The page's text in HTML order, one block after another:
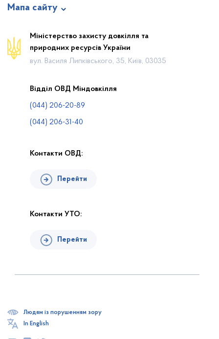
Мапа сайту
Новини
Календар громадських слухань
Законодавча база
Пошук по Реєстру
Карта планової діяльності
Контакти
Міністерство захисту довкілля та
природних ресурсів України
вул. Василя Липківського, 35, Київ, 03035
Відділ ОВД Міндовкілля
(044) 206-20-89
(044) 206-31-40
Контакти ОВД:
Перейти
Контакти УТО:
Перейти
Людям із порушенням зору
In English